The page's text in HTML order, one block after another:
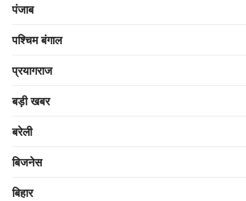
पंजाब
पश्चिम बंगाल
प्रयागराज
बड़ी खबर
बरेली
बिजनेस
बिहार